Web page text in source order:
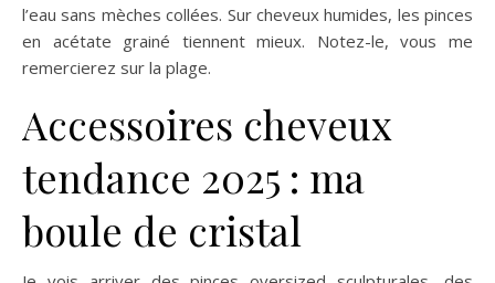
l’eau sans mèches collées. Sur cheveux humides, les pinces
en acétate grainé tiennent mieux. Notez-le, vous me
remercierez sur la plage.
Accessoires cheveux
tendance 2025 : ma
boule de cristal